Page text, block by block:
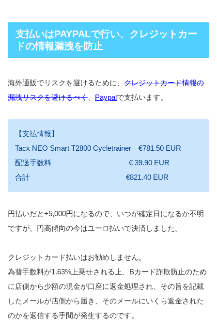
支払いはPAYPALで行い、クレジットカー
ドの情報漏洩を防止
海外通販でリスクを避けるために、 クレジットカード情報の
漏洩リスクを避けるべく
Paypalで支払います。
【支払情報】
Tacx NEO Smart T2800 Cycletrainer €781.50 EUR
配送手数料 € 39.90 EUR
合計 €821.40 EUR
円払いだと+5,000円になるので、いつが確定日になるか不明
ですが、円高傾向の今はユーロ払いで決済しました。
クレジットカード払いはお勧めしません。
為替手数料が1.63%上乗せされる上、Bカード詐欺防止のため
に店側から少額の現金が口座に返金処理され、その旨を記載
したメールが店側から届き、そのメールにいくら返金された
のかを返信する手間が発生するのです。